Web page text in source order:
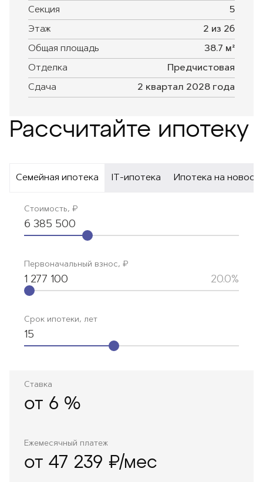
Секция 5
Этаж 2 из 26
Общая площадь 38.7 м²
Отделка Предчистовая
Сдача 2 квартал 2028 года
Рассчитайте ипотеку
Семейная ипотека IT-ипотека Ипотека на
Стоимость, ₽
6 385 500
Первоначальный взнос, ₽
1 277 100 20.0%
Срок ипотеки, лет
15
Ежемесячный платеж
от 47 239 ₽/мес
Ставка
от 6 %